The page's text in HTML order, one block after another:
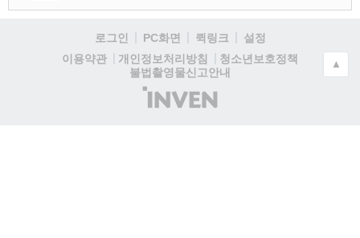
로그인 PC화면 퀵링크
설정
이용약관
개인정보처리방침
청소년보호정책
불법촬영물신고안내
(주)
인
▲